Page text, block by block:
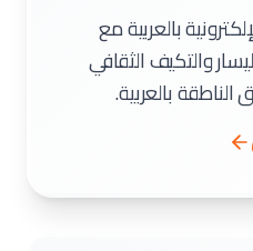
بالعربية مع
والتكيف الثقافي
بالعربية.